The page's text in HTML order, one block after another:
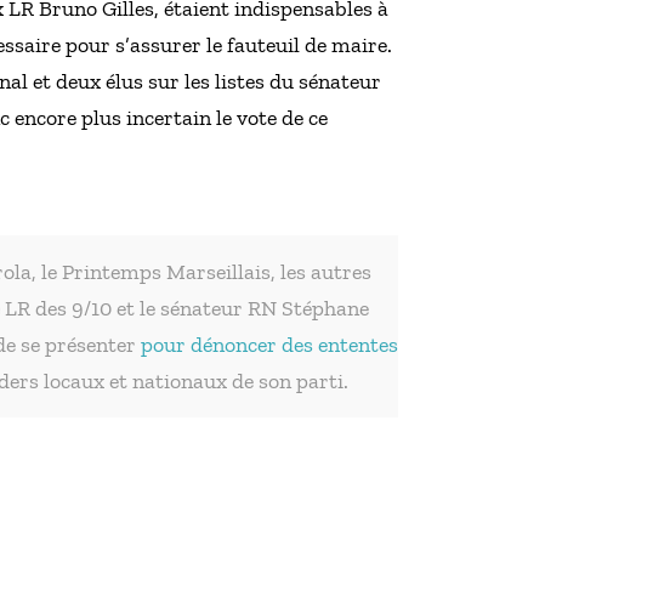
Bruno Gilles, étaient indispensables à
pour s’assurer le fauteuil de maire.
et deux élus sur les listes du sénateur
encore plus incertain le vote de ce
le Printemps Marseillais, les autres
des 9/10 et le sénateur RN Stéphane
se présenter pour dénoncer des ententes
locaux et nationaux de son parti.